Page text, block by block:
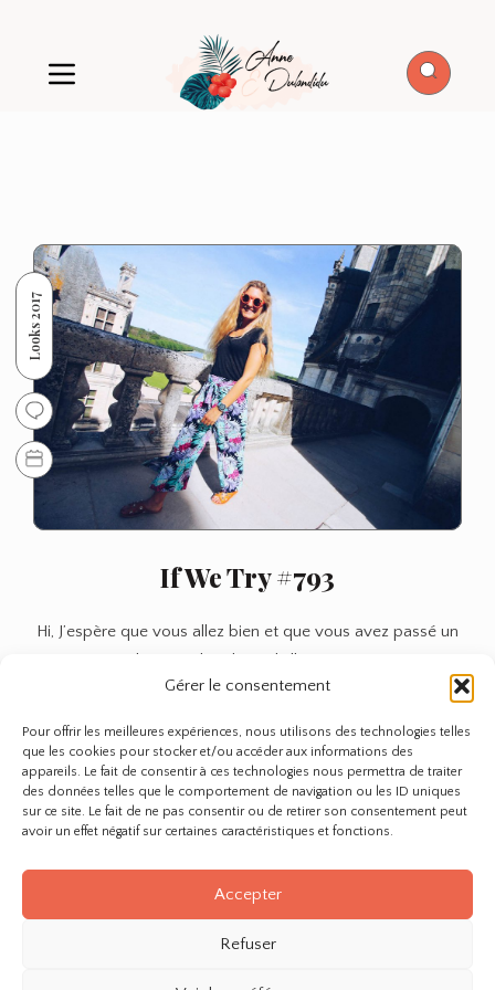
Gérer le consentement
Pour offrir les meilleures expériences, nous utilisons des technologies telles
que les cookies pour stocker et/ou accéder aux informations des
appareils. Le fait de consentir à ces technologies nous permettra de traiter
des données telles que le comportement de navigation ou les ID uniques
sur ce site. Le fait de ne pas consentir ou de retirer son consentement peut
avoir un effet négatif sur certaines caractéristiques et fonctions.
Accepter
Refuser
Looks 2017
If We Try #793
Hi, J’espère que vous allez bien et que vous avez passé un
bon weekend ensoleillé ? Moi…
Try
#793